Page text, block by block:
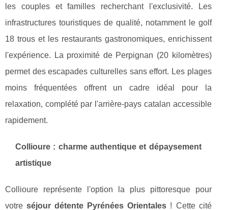
les couples et familles recherchant l'exclusivité. Les
infrastructures touristiques de qualité, notamment le golf
18 trous et les restaurants gastronomiques, enrichissent
l'expérience. La proximité de Perpignan (20 kilomètres)
permet des escapades culturelles sans effort. Les plages
moins fréquentées offrent un cadre idéal pour la
relaxation, complété par l'arrière-pays catalan accessible
rapidement.
Collioure : charme authentique et dépaysement
artistique
Collioure représente l'option la plus pittoresque pour
votreséjour détente Pyrénées Orientales ! Cette cité